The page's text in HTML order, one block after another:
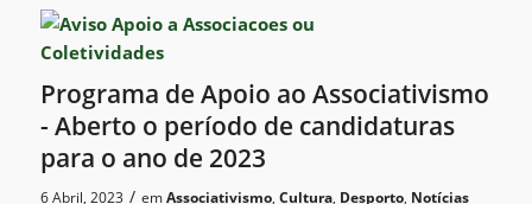
Programa de Apoio ao Associativismo
- Aberto o período de candidaturas
para o ano de 2023
6 Abril, 2023 / emAssociativismo, Cultura, Desporto, Notícias